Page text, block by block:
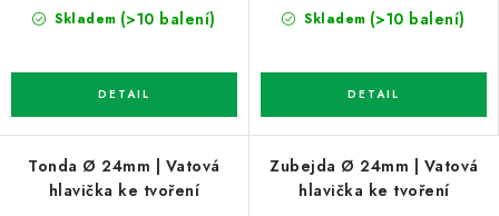
Skladem (>10 balení) Skladem (>10 balení)
Tonda Ø 24mm | Vatová
hlavička ke tvoření
Zubejda Ø 24mm | Vatová
hlavička ke tvoření